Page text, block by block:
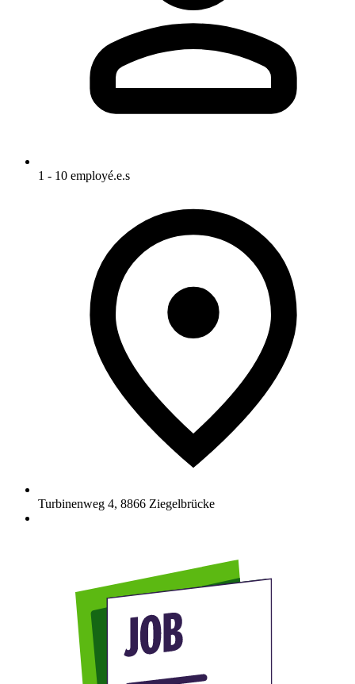
1 - 10 employé.e.s
Turbinenweg 4, 8866 Ziegelbrücke